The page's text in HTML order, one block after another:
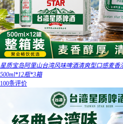
星质宝岛阿里山台湾风味啤酒清爽型口感麦香
500ml*12瓶*3箱
100条评价